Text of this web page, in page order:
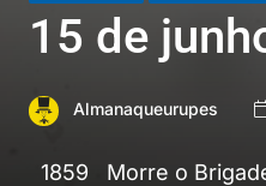
15 de
Almanaqueurupes
1859 Morre o